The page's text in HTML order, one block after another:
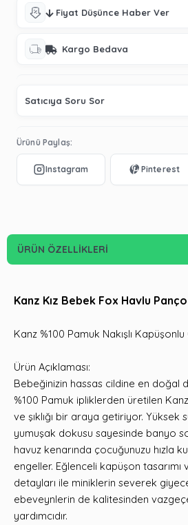
Fiyat Düşünce Haber Ver
Kargo Bedava
Satıcıya Soru Sor
Ürünü Paylaş:
ÜRÜN ÖZELLIKLERI
Kanz Kız Bebek Fox Havlu
Kanz %100 Pamuk Nakışlı
Ürün Açıklaması:
Bebeğinizin hassas cildine en doğal
%100 Pamuk ipliklerden üretilen
ve şıklığı bir araya getiriyor. Yüksek
yumuşak dokusu sayesinde banyo
havuz kenarında çocuğunuzu hızla
engeller. Eğlenceli kapüşon tasarımı
detayları ile miniklerin severek
ebeveynlerin de kalitesinden
yardımcıdır.